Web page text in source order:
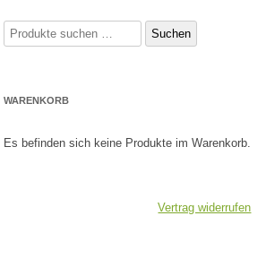
Suchen
nach:
Suchen
WARENKORB
Es befinden sich keine Produkte im Warenkorb.
Vertrag widerrufen